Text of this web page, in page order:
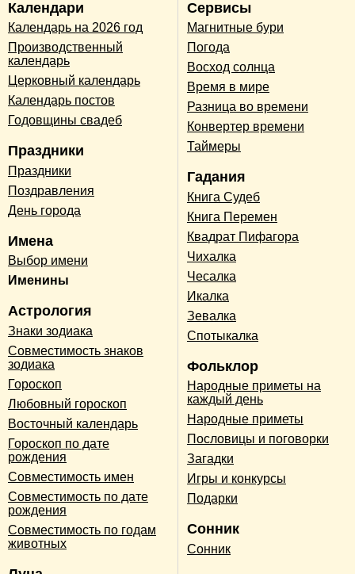
Календари
Календарь на 2026 год
Производственный
календарь
Церковный календарь
Календарь постов
Годовщины свадеб
Праздники
Праздники
Поздравления
День города
Имена
Выбор имени
Именины
Астрология
Знаки зодиака
Совместимость знаков
зодиака
Гороскоп
Любовный гороскоп
Восточный календарь
Гороскоп по дате
рождения
Совместимость имен
Совместимость по дате
рождения
Совместимость по годам
животных
Сервисы
Магнитные бури
Погода
Восход солнца
Время в мире
Разница во времени
Конвертер времени
Таймеры
Гадания
Книга Судеб
Книга Перемен
Квадрат Пифагора
Чихалка
Чесалка
Икалка
Зевалка
Спотыкалка
Фольклор
Народные приметы на
каждый день
Народные приметы
Пословицы и поговорки
Загадки
Игры и конкурсы
Подарки
Сонник
Сонник